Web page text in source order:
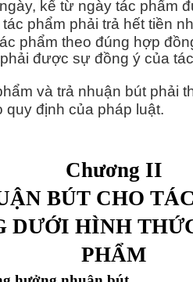
kể từ ngày tác phẩm
phẩm phải trả hết tiền
phẩm theo đúng hợp
được sự đồng ý của
và trả nhuận bút phải
định của pháp luật.
Chương II
BÚT CHO
DƯỚI HÌNH
PHẨM